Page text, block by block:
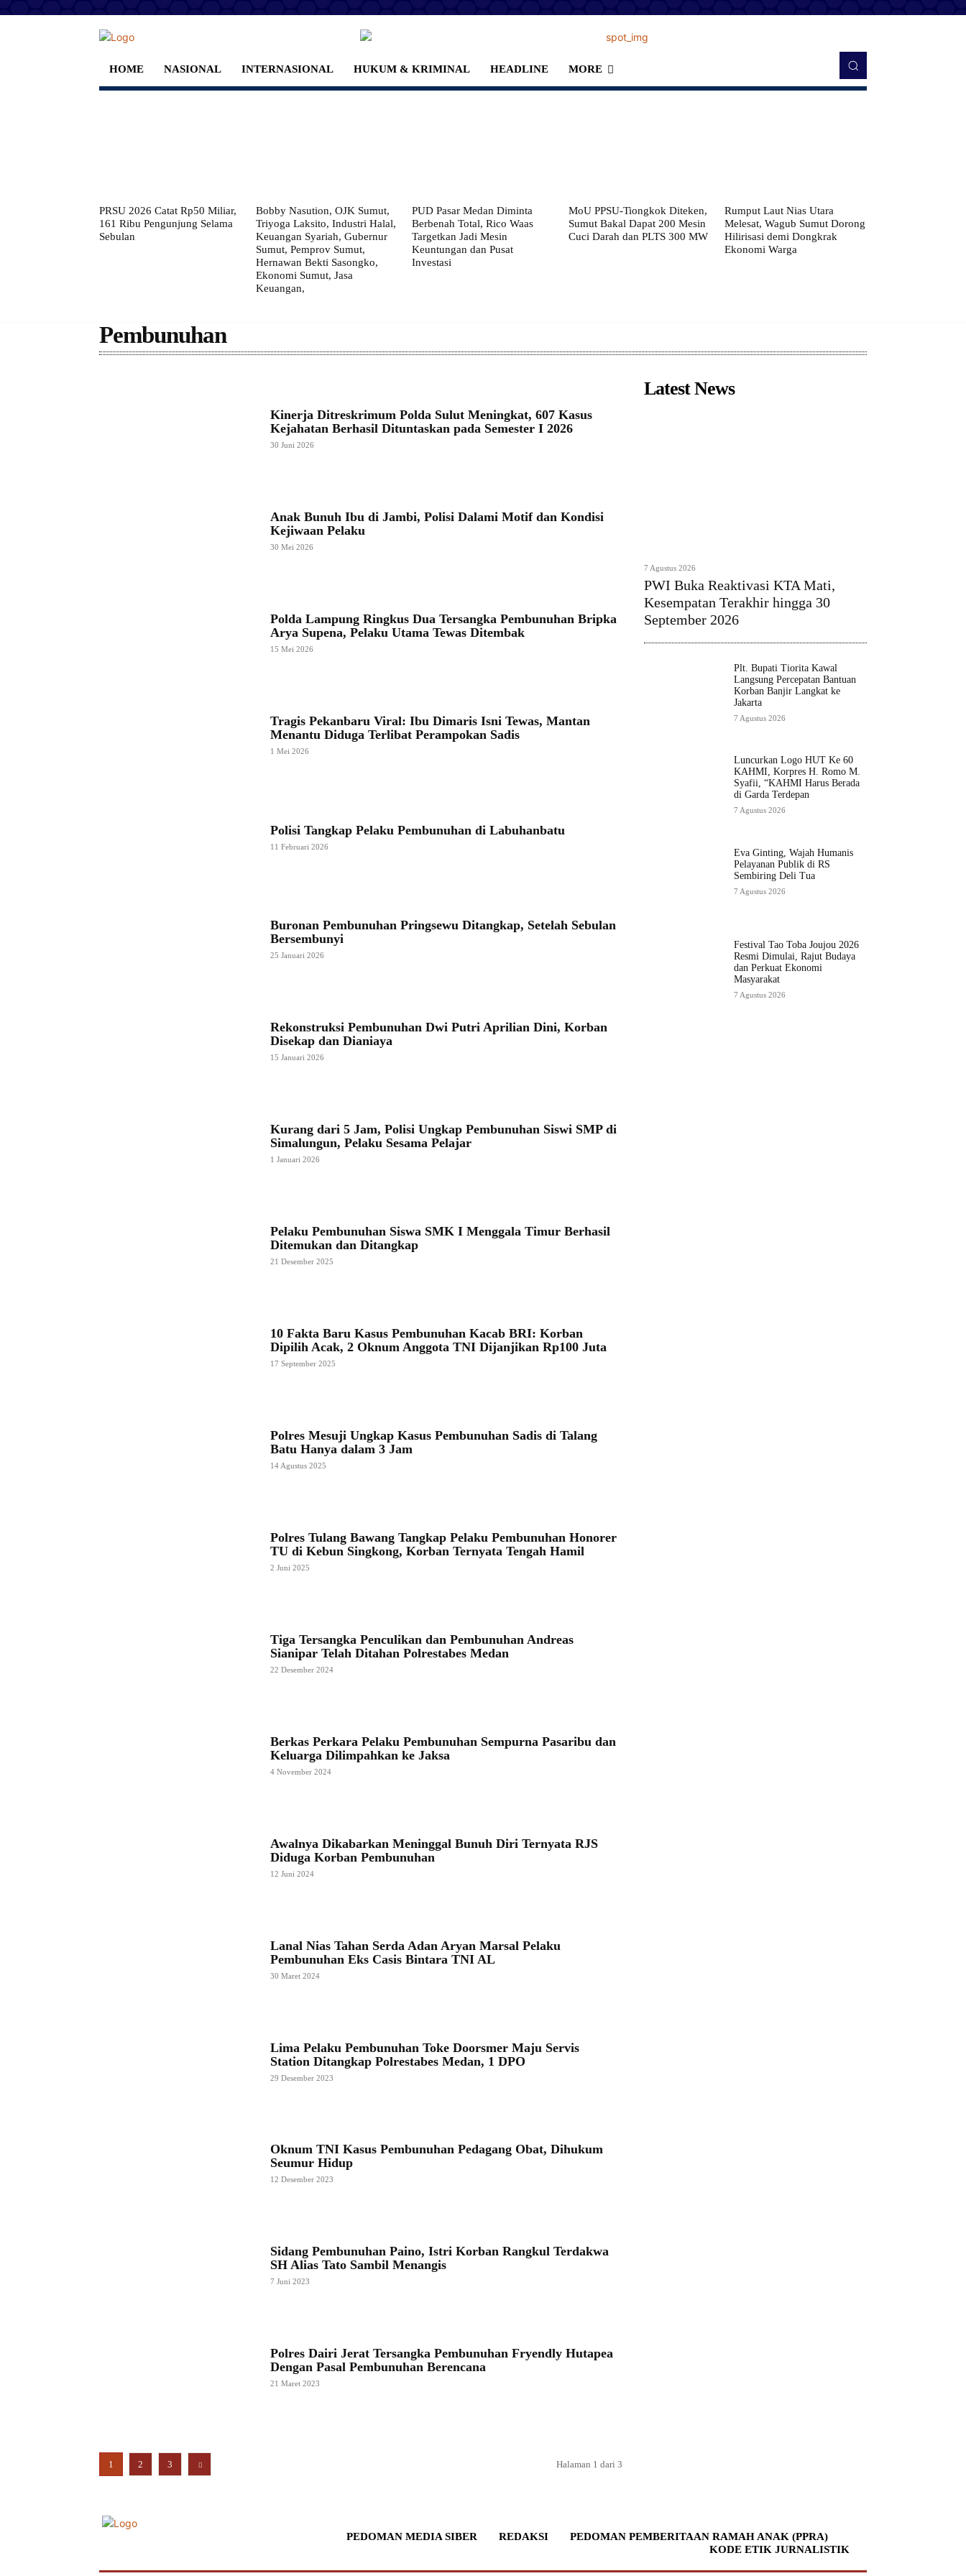
HOME NASIONAL INTERNASIONAL HUKUM & KRIMINAL HEADLINE MORE
PRSU 2026 Catat Rp50 Miliar,
161 Ribu Pengunjung Selama
Sebulan
Bobby Nasution, OJK Sumut,
Triyoga Laksito, Industri Halal,
Keuangan Syariah, Gubernur
Sumut, Pemprov Sumut,
Hernawan Bekti Sasongko,
Ekonomi Sumut, Jasa
Keuangan,
PUD Pasar Medan Diminta
Berbenah Total, Rico Waas
Targetkan Jadi Mesin
Keuntungan dan Pusat
Investasi
MoU PPSU-Tiongkok Diteken,
Sumut Bakal Dapat 200 Mesin
Cuci Darah dan PLTS 300 MW
Rumput Laut Nias Utara
Melesat, Wagub Sumut Dorong
Hilirisasi demi Dongkrak
Ekonomi Warga
Pembunuhan
Kinerja Ditreskrimum Polda Sulut Meningkat, 607 Kasus
Kejahatan Berhasil Dituntaskan pada Semester I 2026
30 Juni 2026
Anak Bunuh Ibu di Jambi, Polisi Dalami Motif dan Kondisi
Kejiwaan Pelaku
30 Mei 2026
Polda Lampung Ringkus Dua Tersangka Pembunuhan Bripka
Arya Supena, Pelaku Utama Tewas Ditembak
15 Mei 2026
Tragis Pekanbaru Viral: Ibu Dimaris Isni Tewas, Mantan
Menantu Diduga Terlibat Perampokan Sadis
1 Mei 2026
Polisi Tangkap Pelaku Pembunuhan di Labuhanbatu
11 Februari 2026
Buronan Pembunuhan Pringsewu Ditangkap, Setelah Sebulan
Bersembunyi
25 Januari 2026
Rekonstruksi Pembunuhan Dwi Putri Aprilian Dini, Korban
Disekap dan Dianiaya
15 Januari 2026
Kurang dari 5 Jam, Polisi Ungkap Pembunuhan Siswi SMP di
Simalungun, Pelaku Sesama Pelajar
1 Januari 2026
Pelaku Pembunuhan Siswa SMK I Menggala Timur Berhasil
Ditemukan dan Ditangkap
21 Desember 2025
10 Fakta Baru Kasus Pembunuhan Kacab BRI: Korban
Dipilih Acak, 2 Oknum Anggota TNI Dijanjikan Rp100 Juta
17 September 2025
Polres Mesuji Ungkap Kasus Pembunuhan Sadis di Talang
Batu Hanya dalam 3 Jam
14 Agustus 2025
Polres Tulang Bawang Tangkap Pelaku Pembunuhan Honorer
TU di Kebun Singkong, Korban Ternyata Tengah Hamil
2 Juni 2025
Tiga Tersangka Penculikan dan Pembunuhan Andreas
Sianipar Telah Ditahan Polrestabes Medan
22 Desember 2024
Berkas Perkara Pelaku Pembunuhan Sempurna Pasaribu dan
Keluarga Dilimpahkan ke Jaksa
4 November 2024
Awalnya Dikabarkan Meninggal Bunuh Diri Ternyata RJS
Diduga Korban Pembunuhan
12 Juni 2024
Lanal Nias Tahan Serda Adan Aryan Marsal Pelaku
Pembunuhan Eks Casis Bintara TNI AL
30 Maret 2024
Lima Pelaku Pembunuhan Toke Doorsmer Maju Servis
Station Ditangkap Polrestabes Medan, 1 DPO
29 Desember 2023
Oknum TNI Kasus Pembunuhan Pedagang Obat, Dihukum
Seumur Hidup
12 Desember 2023
Sidang Pembunuhan Paino, Istri Korban Rangkul Terdakwa
SH Alias Tato Sambil Menangis
7 Juni 2023
Polres Dairi Jerat Tersangka Pembunuhan Fryendly Hutapea
Dengan Pasal Pembunuhan Berencana
21 Maret 2023
1 2 3 Halaman 1 dari 3
Latest News
7 Agustus 2026
PWI Buka Reaktivasi KTA Mati,
Kesempatan Terakhir hingga 30
September 2026
Plt. Bupati Tiorita Kawal
Langsung Percepatan Bantuan
Korban Banjir Langkat ke
Jakarta
7 Agustus 2026
Luncurkan Logo HUT Ke 60
KAHMI, Korpres H. Romo M.
Syafii, “KAHMI Harus Berada
di Garda Terdepan
7 Agustus 2026
Eva Ginting, Wajah Humanis
Pelayanan Publik di RS
Sembiring Deli Tua
7 Agustus 2026
Festival Tao Toba Joujou 2026
Resmi Dimulai, Rajut Budaya
dan Perkuat Ekonomi
Masyarakat
7 Agustus 2026
PEDOMAN MEDIA SIBER REDAKSI
PEDOMAN PEMBERITAAN RAMAH ANAK (PPRA)
KODE ETIK JURNALISTIK